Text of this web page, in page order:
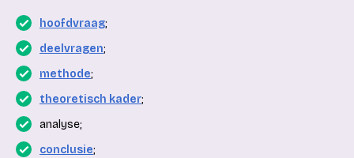
hoofdvraag;
deelvragen;
methode;
theoretisch kader;
analyse;
conclusie;